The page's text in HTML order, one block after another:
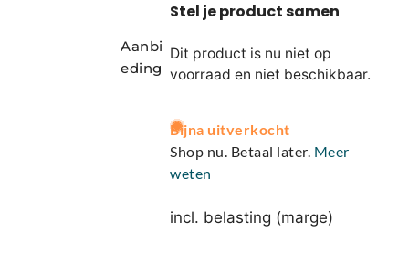
Aanbi
eding
Dit product is nu niet op
voorraad en niet beschikbaar.
A
l
t
r
Bijna uitverkocht
Shop nu. Betaal later. Meer
weten
incl. belasting (marge)